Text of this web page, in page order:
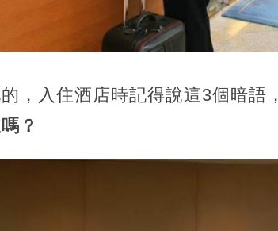
，入住酒店時記得說這3個暗語，
？